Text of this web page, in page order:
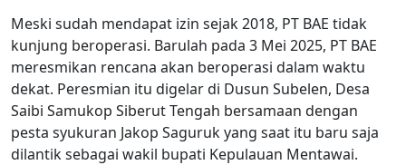
Meski sudah mendapat izin sejak 2018, PT BAE tidak
kunjung beroperasi. Barulah pada 3 Mei 2025, PT BAE
meresmikan rencana akan beroperasi dalam waktu
dekat. Peresmian itu digelar di Dusun Subelen, Desa
Saibi Samukop Siberut Tengah bersamaan dengan
pesta syukuran Jakop Saguruk yang saat itu baru saja
dilantik sebagai wakil bupati Kepulauan Mentawai.